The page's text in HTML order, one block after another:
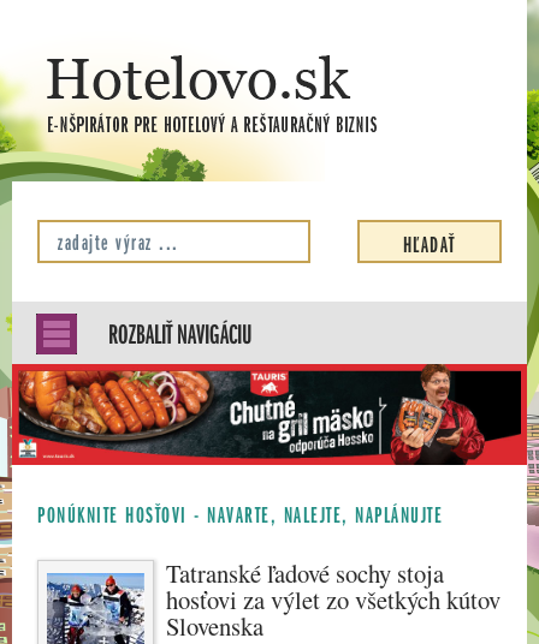
ROZBALIŤ NAVIGÁCIU
PONÚKNITE HOSŤOVI - NAVARTE, NALEJTE, NAPLÁNUJTE
Tatranské ľadové sochy stoja
hosťovi za výlet zo všetkých kútov
Slovenska